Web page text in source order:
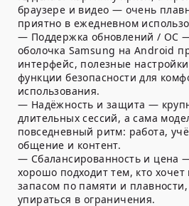
браузере и видео — очень
приятно в ежедневном
— Поддержка обновлений / ОС
оболочка Samsung на Android
интерфейс, полезные
функции безопасности для
использования.
— Надёжность и защита —
длительных сессий, а сама
повседневный ритм: работа,
общение и контент.
— Сбалансированность и цена
хорошо подходит тем, кто хочет
запасом по памяти и
упираться в ограничения.